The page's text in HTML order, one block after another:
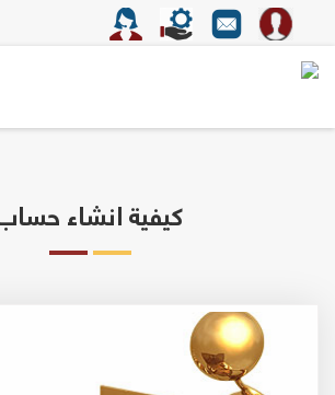
كيفية انشاء